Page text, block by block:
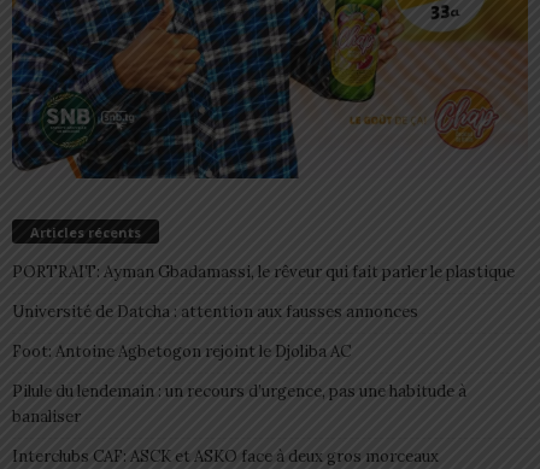
Articles récents
PORTRAIT: Ayman Gbadamassi, le rêveur qui fait parler le plastique
Université de Datcha : attention aux fausses annonces
Foot: Antoine Agbetogon rejoint le Djoliba AC
Pilule du lendemain : un recours d’urgence, pas une habitude à
banaliser
Interclubs CAF: ASCK et ASKO face à deux gros morceaux